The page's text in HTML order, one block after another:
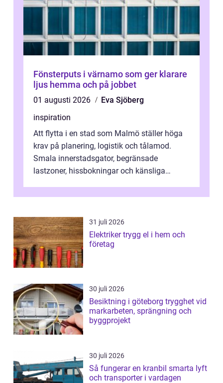
Fönsterputs i värnamo som ger klarare
ljus hemma och på jobbet
01 augusti 2026
Eva Sjöberg
inspiration
Att flytta i en stad som Malmö ställer höga
krav på planering, logistik och tålamod.
Smala innerstadsgator, begränsade
lastzoner, hissbokningar och känsliga
31 juli 2026
Elektriker trygg el i hem och
företag
30 juli 2026
Besiktning i göteborg trygghet vid
markarbeten, sprängning och
byggprojekt
30 juli 2026
Så fungerar en kranbil smarta lyft
och transporter i vardagen